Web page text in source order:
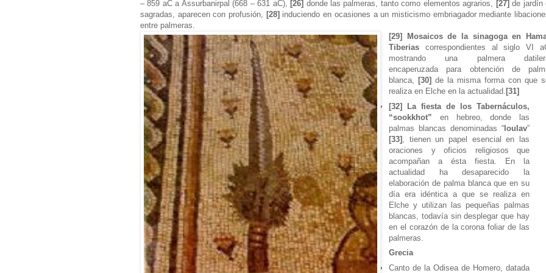
– 859 aC a Assurbanirpal (668 – 631 aC), [26] donde las palmeras, tanto como elementos agrarios, [27]de jardín
sagradas, aparecen con profusión, [28] induciendo en ocasiones a un misticismo embriagador mediante
entre palmeras.
[29] Mosaicos de la sinagoga en
Tiberias correspondientes al siglo VI
mostrando una palmera
encaperuzada para obtención de
blanca, [30]de la misma forma con que
realiza en Elche en la actualidad. [31]
[32] La fiesta de los Tabernáculos,
“sookkhot” en hebreo, donde las
palmas blancas denominadas “loulav”
[33] , tienen un papel esencial en las
oraciones y oficios religiosos que
acompañan a ésta fiesta. En la
actualidad ha desaparecido la
elaboración de palma blanca que en su
día era idéntica a que se realiza en
Elche y utilizan las pequeñas palmas
blancas, todavía sin desplegar que hay
en el corazón de la corona foliar de las
palmeras.
Grecia
Canto de la Odisea de Homero, datada